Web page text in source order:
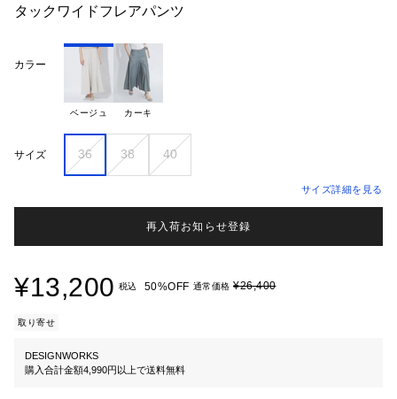
タックワイドフレアパンツ
カラー
ベージュ カーキ
サイズ 36 38 40
サイズ詳細を見る
再入荷お知らせ登録
¥13,200 税込 50%OFF 通常価格 ¥26,400
取り寄せ
DESIGNWORKS
購入合計金額4,990円以上で送料無料